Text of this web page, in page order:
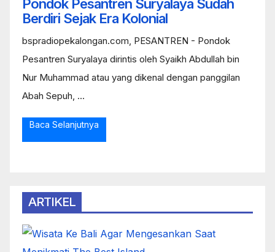
Pondok Pesantren Suryalaya Sudah
Berdiri Sejak Era Kolonial
bspradiopekalongan.com, PESANTREN - Pondok
Pesantren Suryalaya dirintis oleh Syaikh Abdullah bin
Nur Muhammad atau yang dikenal dengan panggilan
Abah Sepuh, ...
Baca Selanjutnya
ARTIKEL